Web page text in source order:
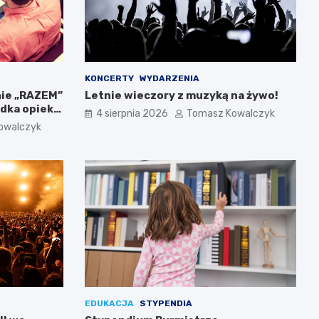
„RAZEM”
opieki
KONCERTY WYDARZENIA
Letnie wieczory z muzyką na żywo!
4 sierpnia 2026 Tomasz Kowalczyk
EDUKACJA STYPENDIA